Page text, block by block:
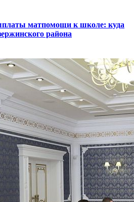
матпомощи к школе: куда
района